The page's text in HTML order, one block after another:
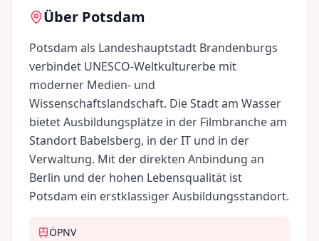
Über Potsdam
Potsdam als Landeshauptstadt Brandenburgs
verbindet UNESCO-Weltkulturerbe mit
moderner Medien- und
Wissenschaftslandschaft. Die Stadt am Wasser
bietet Ausbildungsplätze in der Filmbranche am
Standort Babelsberg, in der IT und in der
Verwaltung. Mit der direkten Anbindung an
Berlin und der hohen Lebensqualität ist
Potsdam ein erstklassiger Ausbildungsstandort.
ÖPNV